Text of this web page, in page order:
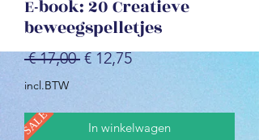
E-book: 20 Creatieve
beweegspelletjes
€ 17,00 Normale
€ 12,75Verkoopprijs
incl.BTW
In winkelwagen
SALE